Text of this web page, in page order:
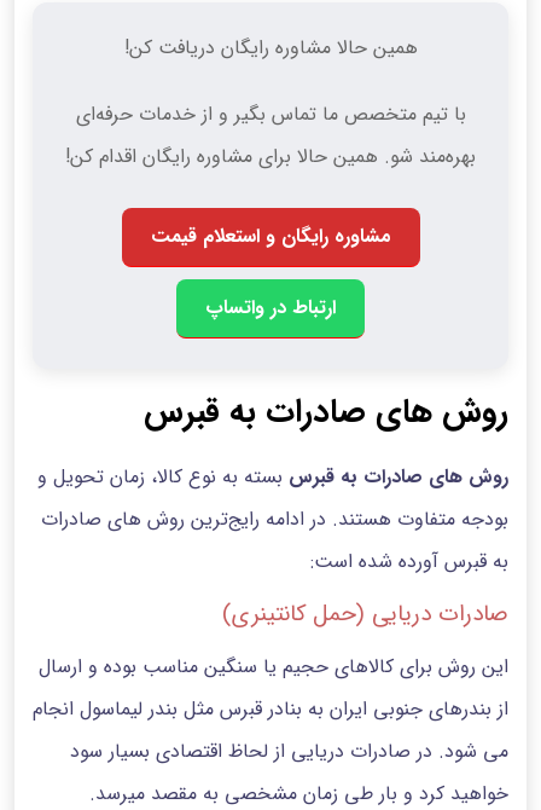
همین حالا مشاوره رایگان دریافت کن!
با تیم متخصص ما تماس بگیر و از خدمات حرفه‌ای
بهره‌مند شو. همین حالا برای مشاوره رایگان اقدام کن!
مشاوره رایگان و استعلام قیمت
ارتباط در واتساپ
روش های صادرات به قبرس
روش های صادرات به قبرس بسته به نوع کالا، زمان تحویل و
بودجه متفاوت هستند. در ادامه رایج‌ترین روش های صادرات
به قبرس آورده شده است:
صادرات دریایی (حمل کانتینری)
این روش برای کالاهای حجیم یا سنگین مناسب بوده و ارسال
از بندرهای جنوبی ایران به بنادر قبرس مثل بندر لیماسول انجام
می شود. در صادرات دریایی از لحاظ اقتصادی بسیار سود
خواهید کرد و بار طی زمان مشخصی به مقصد میرسد.